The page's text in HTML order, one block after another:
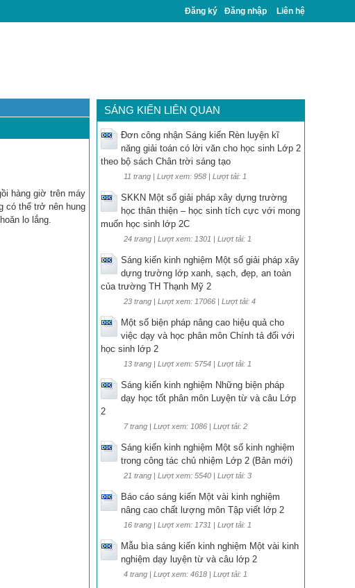
Đăng ký Đăng nhập Liên hệ
hàng giờ trên máy
có thể trở nên hung
lo lắng.
SÁNG KIẾN LIÊN QUAN
Đơn công nhận Sáng kiến Rèn luyện kĩ
năng giải toán có lời văn cho học sinh Lớp 2
theo bộ sách Chân trời sáng tạo
11 trang | Lượt xem: 958 | Lượt tải: 1
SKKN Một số giải pháp xây dựng trường
học thân thiện – học sinh tích cực với mong
muốn học sinh lớp 2C
24 trang | Lượt xem: 1301 | Lượt tải: 1
Sáng kiến kinh nghiệm Một số giải pháp xây
dựng trường lớp xanh, sạch, đẹp, an toàn
của trường TH Thạnh Mỹ 2
23 trang | Lượt xem: 17066 | Lượt tải: 4
Một số biện pháp nâng cao hiệu quả cho
việc dạy và học phân môn Chính tả đối với
học sinh lớp 2
13 trang | Lượt xem: 5754 | Lượt tải: 1
Sáng kiến kinh nghiệm Những biện pháp
dạy học tốt phân môn Luyện từ và câu Lớp
2
7 trang | Lượt xem: 1086 | Lượt tải: 2
Sáng kiến kinh nghiệm Một số kinh nghiệm
trong công tác chủ nhiệm Lớp 2 (Bản mới)
21 trang | Lượt xem: 5540 | Lượt tải: 3
Báo cáo sáng kiến Một vài kinh nghiệm
nâng cao chất lượng môn Tập viết lớp 2
16 trang | Lượt xem: 1731 | Lượt tải: 1
Mẫu bìa sáng kiến kinh nghiệm Một vài kinh
nghiệm dạy luyện từ và câu lớp 2
4 trang | Lượt xem: 4618 | Lượt tải: 1